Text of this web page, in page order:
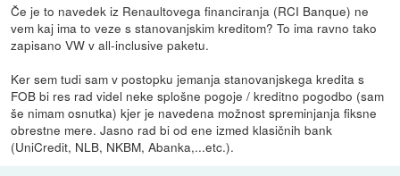
Če je to navedek iz Renaultovega financiranja (RCI Banque) ne
vem kaj ima to veze s stanovanjskim kreditom? To ima ravno tako
zapisano VW v all-inclusive paketu.
Ker sem tudi sam v postopku jemanja stanovanjskega kredita s
FOB bi res rad videl neke splošne pogoje / kreditno pogodbo (sam
še nimam osnutka) kjer je navedena možnost spreminjanja fiksne
obrestne mere. Jasno rad bi od ene izmed klasičnih bank
(UniCredit, NLB, NKBM, Abanka,...etc.).